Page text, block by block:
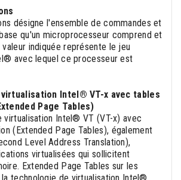
désigne l'ensemble de commandes et
qu'un microprocesseur comprend et
indiquée représente le jeu
avec lequel ce processeur est
Intel® VT-x avec tables
Page Tables)
virtualisation Intel® VT (VT-x) avec
(Extended Page Tables), également
Level Address Translation),
virtualisées qui sollicitent
Extended Page Tables sur les